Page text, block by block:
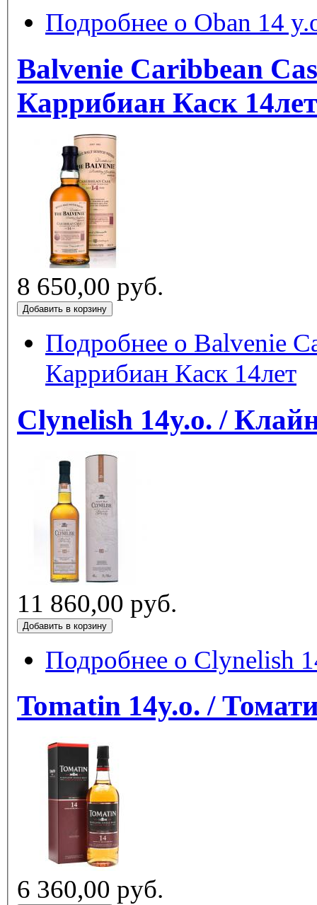
Подробнее
о Oban 14
Balvenie Caribbean
Каррибиан Каск 14лет
8 650,00 руб.
Подробнее о Balvenie
Каррибиан Каск 14лет
Clynelish
11 860,00 руб.
Подробнее
Tomatin 14y.o. /
6 360,00 руб.